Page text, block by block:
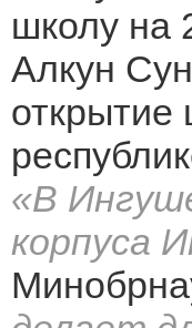
школу на
Алкун
открытие
«В
корпуса